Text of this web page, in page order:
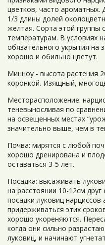
цветков, часто
1/3 длины долей
желтая. Сорта этой группы
температурам. В условиях
обязательного укрытия на
хорошо и обильно цветут.
Минноу - высота растения
коронкой. Изящный,
Месторасположение:
теневыносливая по
на освещенных местах
значительно выше, чем в
Почва: мирятся с любой
хорошо дренирована и
оставаться 3-5 лет.
Посадка: высаживать
на расстоянии 10-12см
посадки луковиц нарциссов
придерживаться этих
хорошо укореняются.
когда они сильно
луковиц, и начинают